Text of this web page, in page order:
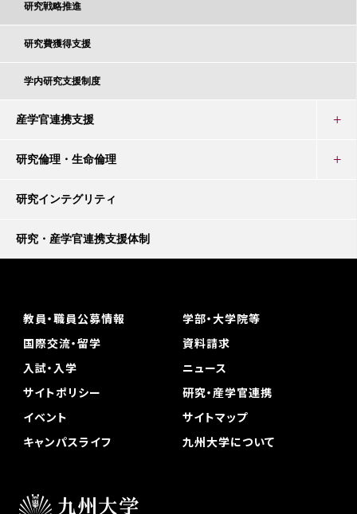
研究戦略推進
研究費獲得支援
学内研究支援制度
産学官連携支援
研究倫理・生命倫理
研究インテグリティ
研究・産学官連携支援体制
教員・職員公募情報
学部・大学院等
国際交流・留学
資料請求
入試・入学
ニュース
サイトポリシー
研究・産学官連携
イベント
サイトマップ
キャンパスライフ
九州大学について